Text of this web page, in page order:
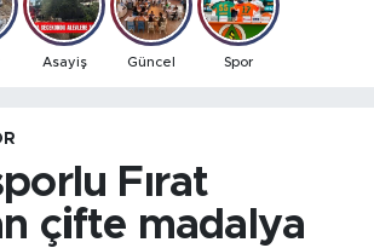
Asayiş Güncel Spor
Fırat
çifte madalya
Yoğunluk Haritası
Haberleri